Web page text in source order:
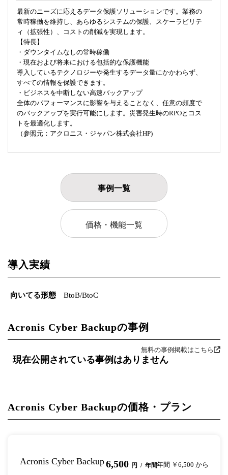
最新のニーズに応えるデータ保護ソリューションです。業務の
常時稼働を維持し、あらゆるシステムの保護、スケーラビリテ
ィ（拡張性）、コストの削減を実現します。
【特長】
・ダウンタイムなしの常時稼働
・現在および将来における包括的な保護機能
導入しているテクノロジーや発生するデータ量にかかわらず、
すべての情報を保護できます。
・ビジネスを中断しない高速バックアップ
全体のパフォーマンスに影響を与えることなく、任意の頻度で
のバックアップを実行可能にします。災害発生時のRPOとコス
トを最適化します。
（参照元：アクロニス・ジャパン株式会社HP)
事例一覧
価格・機能一覧
導入実績
向いてる形態 BtoB/BtoC
Acronis Cyber Backupの事例
無料の事例掲載はこちら
現在公開されている事例はありません
Acronis Cyber Backupの価格・プラン
Acronis Cyber Backup6,500 円 / 年間年間 ￥6,500 から